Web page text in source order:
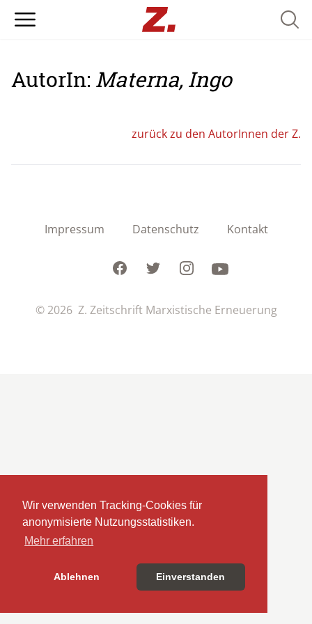
Wir verwenden Tracking-Cookies für
anonymisierte Nutzungsstatistiken.
Mehr erfahren
Ablehnen Einverstanden
AutorIn: Materna, Ingo
zurück zu den AutorInnen der Z.
Impressum Datenschutz Kontakt
FacebookTwitterInstagramYoutube
© 2026 Z. Zeitschrift Marxistische Erneuerung